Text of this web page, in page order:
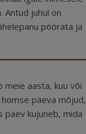
juhul on
pöörata ja
meie aasta, kuu või
päeva mõjud,
päev kujuneb, mida